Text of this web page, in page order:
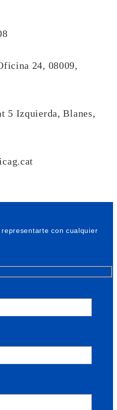
24, 08009,
5 Izquierda, Blanes,
con cualquier